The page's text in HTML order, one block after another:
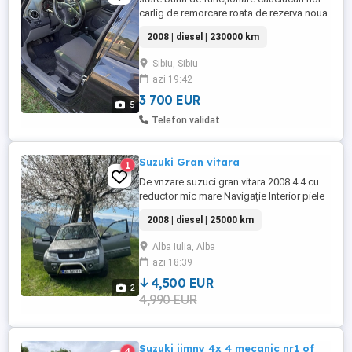
5
carlig de remorcare roata de rezerva noua
2008 | diesel | 230000 km
Sibiu, Sibiu
azi 19:42
3 700 EUR
Telefon validat
2
1 Suzuki Gran vitara
De vnzare suzuci gran vitara 2008 4 4 cu
reductor mic mare Navigație Interior piele
electrice Încalzire scaune Mașină merge
bine funcționează bine
2008 | diesel | 25000 km
Alba Iulia, Alba
azi 18:39
4,500 EUR
4,990 EUR
Suzuki jimny 4x 4 mecanic nr1 of